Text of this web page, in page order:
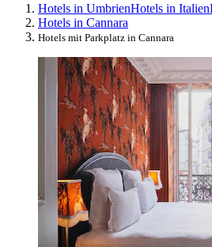
Hotels in UmbrienHotels in Italien
Hotels in Cannara
Hotels mit Parkplatz in Cannara